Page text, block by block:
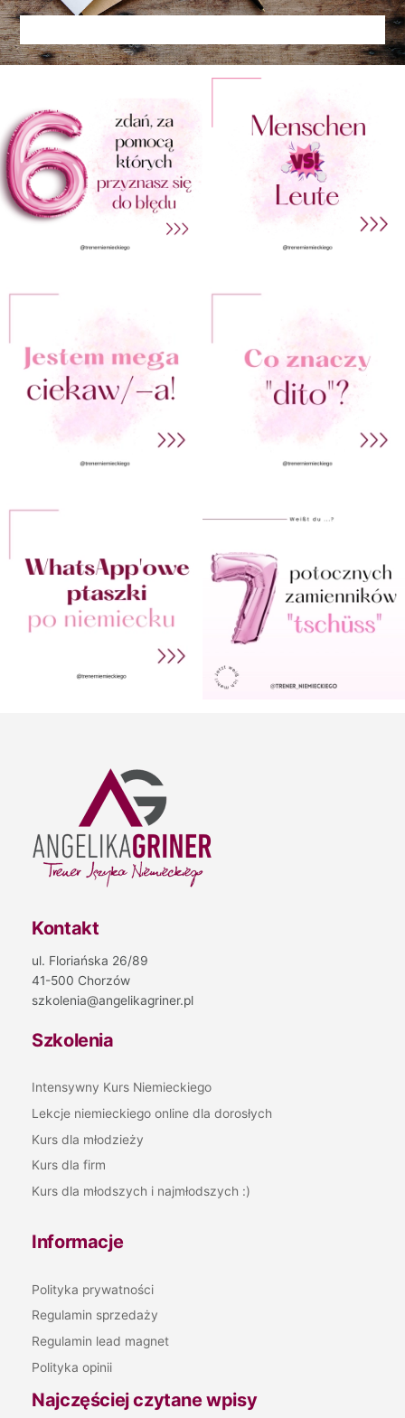
Kontakt
ul. Floriańska 26/89
41-500 Chorzów
szkolenia@angelikagriner.pl
Szkolenia
Intensywny Kurs Niemieckiego
Lekcje niemieckiego online dla dorosłych
Kurs dla młodzieży
Kurs dla firm
Kurs dla młodszych i najmłodszych :)
Informacje
Polityka prywatności
Regulamin sprzedaży
Regulamin lead magnet
Polityka opinii
Najczęściej czytane wpisy